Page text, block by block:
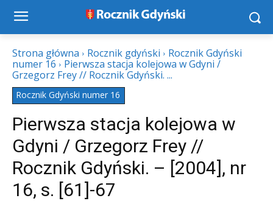
Strona główna Rocznik gdyński
Rocznik Gdyński
numer 16
Pierwsza stacja kolejowa w Gdyni /
Grzegorz Frey // Rocznik Gdyński. ...
Rocznik Gdyński numer 16
Pierwsza stacja kolejowa w
Gdyni / Grzegorz Frey //
Rocznik Gdyński. – [2004], nr
16, s. [61]-67